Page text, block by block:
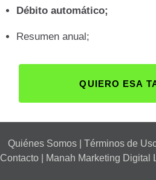
Débito automático;
Resumen anual;
QUIERO ESA
Quiénes Somos| Términos de
Contacto | Manah Marketing Digital